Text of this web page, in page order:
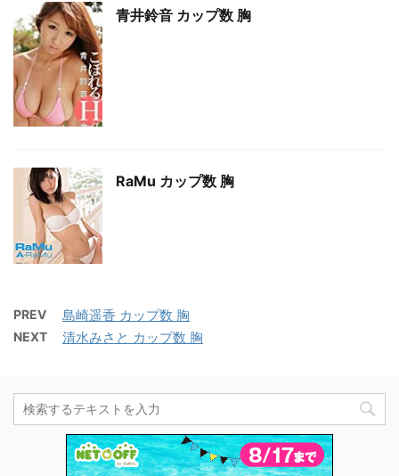
青井鈴音 カップ数 胸
RaMu カップ数 胸
PREV 島崎遥香 カップ数 胸
NEXT 清水みさと カップ数 胸